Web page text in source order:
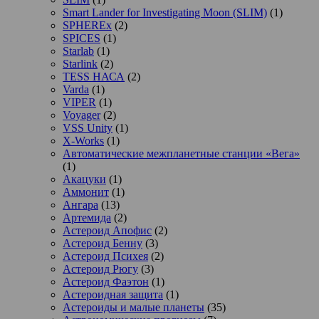
Smart Lander for Investigating Moon (SLIM) (1)
SPHEREx (2)
SPICES (1)
Starlab (1)
Starlink (2)
TESS НАСА (2)
Varda (1)
VIPER (1)
Voyager(2)
VSS Unity (1)
X-Works (1)
Автоматические межпланетные станции «Вега»
(1)
Акацуки (1)
Аммонит (1)
Ангара (13)
Артемида (2)
Астероид Апофис (2)
Астероид Бенну (3)
Астероид Психея (2)
Астероид Рюгу (3)
Астероид Фаэтон (1)
Астероидная защита (1)
Астероиды и малые планеты (35)